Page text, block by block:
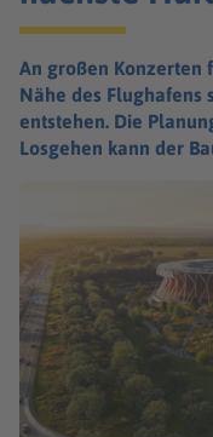
An großen Konzerten
Nähe des
entstehen. Die
Losgehen kann der